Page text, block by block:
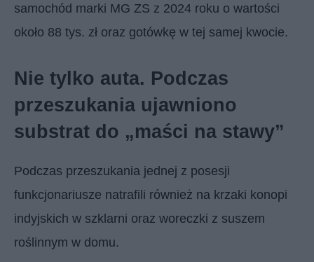
samochód marki MG ZS z 2024 roku o wartości
około 88 tys. zł oraz gotówkę w tej samej kwocie.
Nie tylko auta. Podczas
przeszukania ujawniono
substrat do „maści na stawy”
Podczas przeszukania jednej z posesji
funkcjonariusze natrafili również na krzaki konopi
indyjskich w szklarni oraz woreczki z suszem
roślinnym w domu.